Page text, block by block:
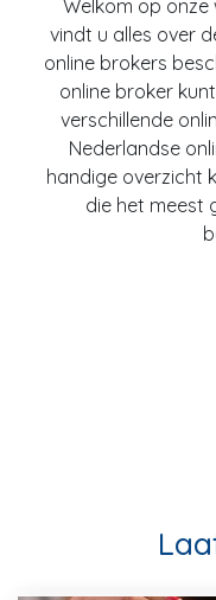
Welkom op onze
vindt u alles over
online brokers
online broker
verschillende
Nederlandse
handige overzicht
die het meest